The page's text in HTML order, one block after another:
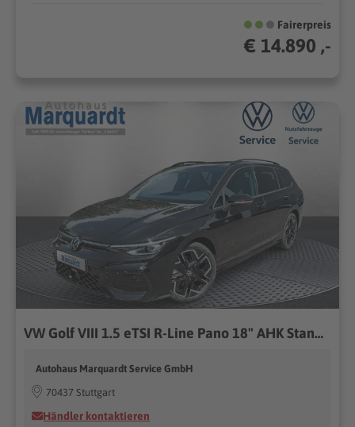
Fairerpreis
€ 14.890 ,-
VW Golf VIII 1.5 eTSI R-Line Pano 18" AHK Standhzg.
Autohaus Marquardt Service GmbH
70437 Stuttgart
Händler kontaktieren